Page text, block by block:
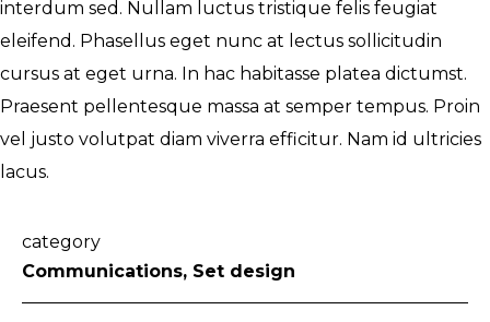
interdum sed. Nullam luctus tristique felis feugiat
eleifend. Phasellus eget nunc at lectus sollicitudin
cursus at eget urna. In hac habitasse platea dictumst.
Praesent pellentesque massa at semper tempus. Proin
vel justo volutpat diam viverra efficitur. Nam id ultricies
lacus.
category
Communications, Set design